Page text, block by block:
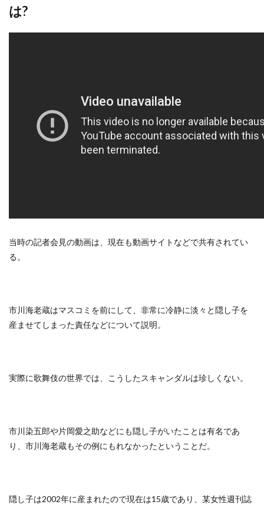
は?
当時の記者会見の動画は、現在も動画サイトなどで共有されてい
る。
市川海老蔵はマスコミを前にして、非常に冷静に淡々と隠し子を
産ませてしまった責任などについて説明。
実際に歌舞伎の世界では、こうしたスキャンダルは珍しくない。
市川染五郎や片岡愛之助などにも隠し子がいたことは有名であ
り、市川海老蔵もその例にもれなかったということだ。
隠し子は2002年に産まれたので現在は15歳であり、某女性週刊誌